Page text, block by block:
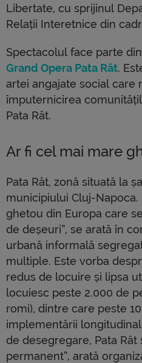
Libertate, cu sprijinul
Relații Interetnice din
Spectacolul face parte
Grand Opera Pata Rât.
artei angajate social care
împuternicirea
Pata Rât.
Ar fi cel mai mare
Pata Rât, zonă situată la
municipiului Cluj-Napoca.
ghetou din Europa care
de deșeuri”, se arată în
urbană informală
multiple. Este vorba
redus de locuire și lipsa
locuiesc peste 2.000 de
romi), dintre care peste
implementării
de desegregare, Pata Rât
permanent”, arată